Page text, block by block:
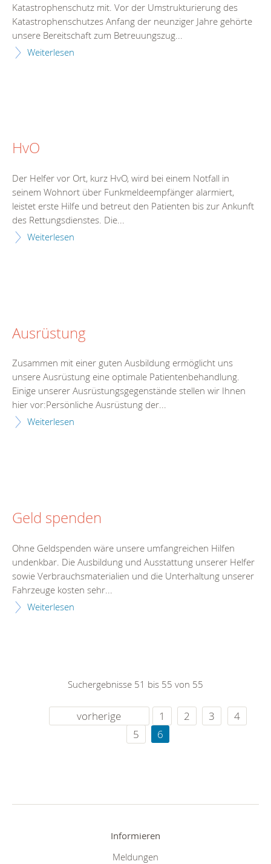
Katastrophenschutz mit. Vor der Umstrukturierung des
Katastrophenschutzes Anfang der neunziger Jahre gehörte
unsere Bereitschaft zum Betreuungszug...
Weiterlesen
HvO
Der Helfer vor Ort, kurz HvO, wird bei einem Notfall in
seinem Wohnort über Funkmeldeempfänger alarmiert,
leistet erste Hilfe und betreut den Patienten bis zur Ankunft
des Rettungsdienstes. Die...
Weiterlesen
Ausrüstung
Zusammen mit einer guten Ausbildung ermöglicht uns
unsere Ausrüstung eine optimale Patientenbehandlung.
Einige unserer Ausrüstungsgegenstände stellen wir Ihnen
hier vor:Persönliche Ausrüstung der...
Weiterlesen
Geld spenden
Ohne Geldspenden wäre unsere umfangreichen Hilfen
undenkbar. Die Ausbildung und Ausstattung unserer Helfer
sowie Verbrauchsmaterialien und die Unterhaltung unserer
Fahrzeuge kosten sehr...
Weiterlesen
Suchergebnisse 51 bis 55 von 55
vorherige 1 2 3
4
5
6
Informieren
Meldungen